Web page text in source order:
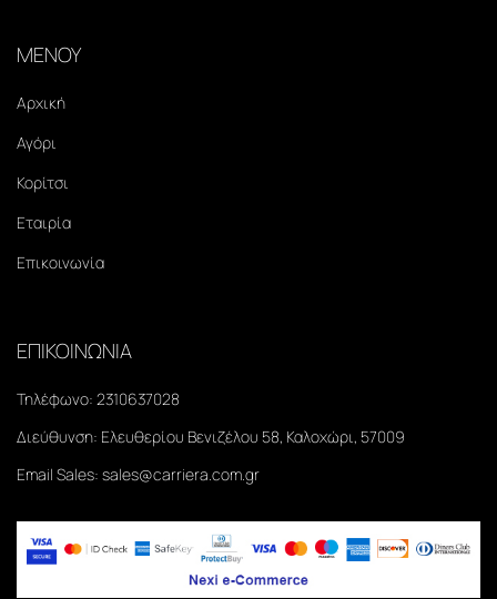
ΜΕΝΟΥ
Αρχική
Αγόρι
Κορίτσι
Εταιρία
Επικοινωνία
ΕΠΙΚΟΙΝΩΝΙΑ
Τηλέφωνο: 2310637028
Διεύθυνση: Ελευθερίου Βενιζέλου 58, Καλοχώρι, 57009
Email Sales: sales@carriera.com.gr